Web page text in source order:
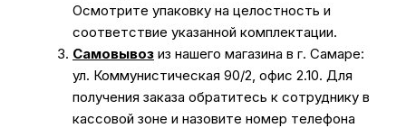
Осмотрите упаковку на целостность и
соответствие указанной комплектации.
Самовывоз из нашего магазина в г. Самаре:
ул. Коммунистическая 90/2, офис 2.10. Для
получения заказа обратитесь к сотруднику в
кассовой зоне и назовите номер телефона